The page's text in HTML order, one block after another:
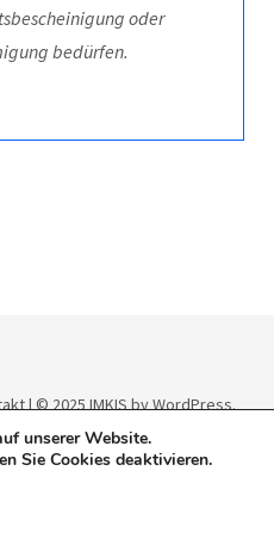
oder
bedürfen.
| © 2025IMKISby WordPress.
.
unserer Website.
Sie Cookies deaktivieren.